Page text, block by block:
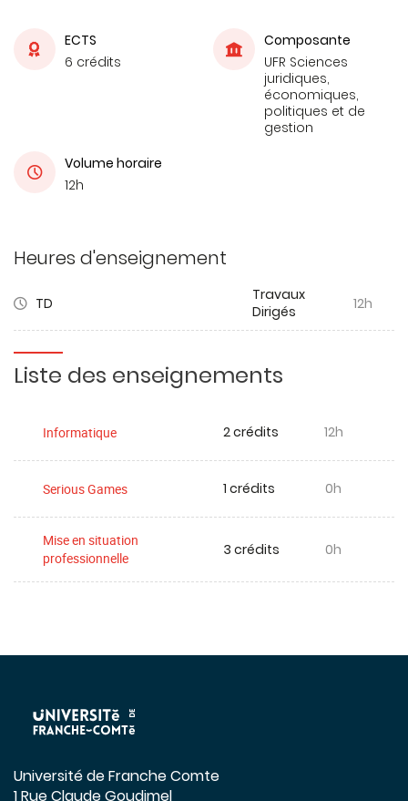
ECTS
6 crédits
Composante
UFR Sciences
juridiques,
économiques,
politiques et de
gestion
Volume horaire
12h
Heures d'enseignement
TD
Travaux
Dirigés
12h
Liste des enseignements
Informatique 2 crédits 12h
Serious Games 1 crédits 0h
Mise en situation
professionnelle
3 crédits 0h
Université de Franche Comte
1 Rue Claude Goudimel